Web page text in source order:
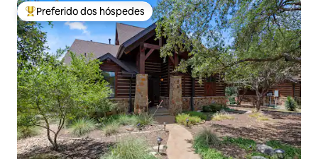
Entre os melhores preferidos dos hóspedes
Preferido dos hóspedes